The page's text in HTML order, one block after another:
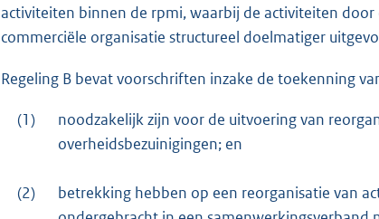
activiteiten binnen de rpmi, waarbij de activiteiten
commerciële organisatie structureel doelmatiger
Regeling B bevat voorschriften inzake de toekenning
(1)
noodzakelijk zijn voor de uitvoering van
overheidsbezuinigingen; en
(2)
betrekking hebben op een reorganisatie van